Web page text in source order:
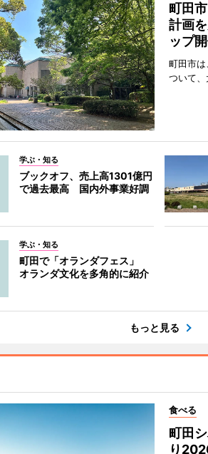
町田
計画
ップ
町田市
ついて、
学ぶ・知る
ブックオフ、売上高1301億円
で過去最高 国内外事業好調
学ぶ・知る
町田で「オランダフェス」
オランダ文化を多角的に紹介
もっと見る
食べる
町田
り